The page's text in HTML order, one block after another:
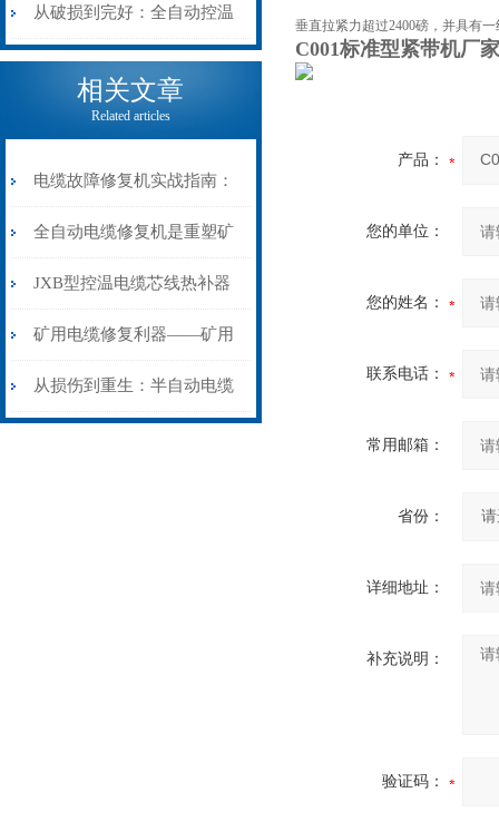
机械密码
从入门到精通
从破损到完好：全自动控温
电缆热补机的核心价值
相关文章
Related articles
电缆故障修复机实战指南：
从“盲测”到“精确定点”的三
步作业法
全自动电缆修复机是重塑矿
山电力动脉的“智能外科医
生”
JXB型控温电缆芯线热补器
安装与接线：精准修复的工
艺基石
矿用电缆修复利器——矿用
电缆热补机智能控温，安全
从损伤到重生：半自动电缆
垂直拉紧力超过2400磅，并具有
C001标准型紧带机厂家
产品：
您的单位：
您的姓名：
联系电话：
常用邮箱：
省份：
详细地址：
补充说明：
验证码：